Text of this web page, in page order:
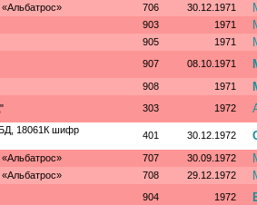
706 30.12.1971
903 1971
905 1971
907 08.10.1971
908 1971
303 1972
18061К шифр
401 30.12.1972
707 30.09.1972
708 29.12.1972
904 1972